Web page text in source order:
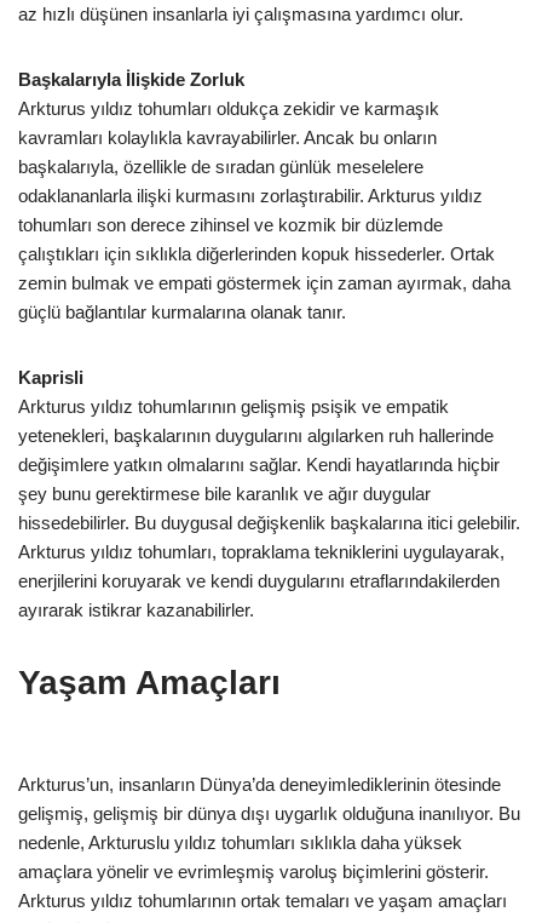
az hızlı düşünen insanlarla iyi çalışmasına yardımcı olur.
Başkalarıyla İlişkide Zorluk
Arkturus yıldız tohumları oldukça zekidir ve karmaşık
kavramları kolaylıkla kavrayabilirler. Ancak bu onların
başkalarıyla, özellikle de sıradan günlük meselelere
odaklananlarla ilişki kurmasını zorlaştırabilir. Arkturus yıldız
tohumları son derece zihinsel ve kozmik bir düzlemde
çalıştıkları için sıklıkla diğerlerinden kopuk hissederler. Ortak
zemin bulmak ve empati göstermek için zaman ayırmak, daha
güçlü bağlantılar kurmalarına olanak tanır.
Kaprisli
Arkturus yıldız tohumlarının gelişmiş psişik ve empatik
yetenekleri, başkalarının duygularını algılarken ruh hallerinde
değişimlere yatkın olmalarını sağlar. Kendi hayatlarında hiçbir
şey bunu gerektirmese bile karanlık ve ağır duygular
hissedebilirler. Bu duygusal değişkenlik başkalarına itici gelebilir.
Arkturus yıldız tohumları, topraklama tekniklerini uygulayarak,
enerjilerini koruyarak ve kendi duygularını etraflarındakilerden
ayırarak istikrar kazanabilirler.
Yaşam Amaçları
Arkturus’un, insanların Dünya’da deneyimlediklerinin ötesinde
gelişmiş, gelişmiş bir dünya dışı uygarlık olduğuna inanılıyor. Bu
nedenle, Arkturuslu yıldız tohumları sıklıkla daha yüksek
amaçlara yönelir ve evrimleşmiş varoluş biçimlerini gösterir.
Arkturus yıldız tohumlarının ortak temaları ve yaşam amaçları